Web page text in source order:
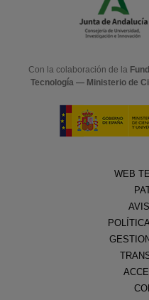
Con la colaboración de la
Tecnología — Ministerio de
WEB